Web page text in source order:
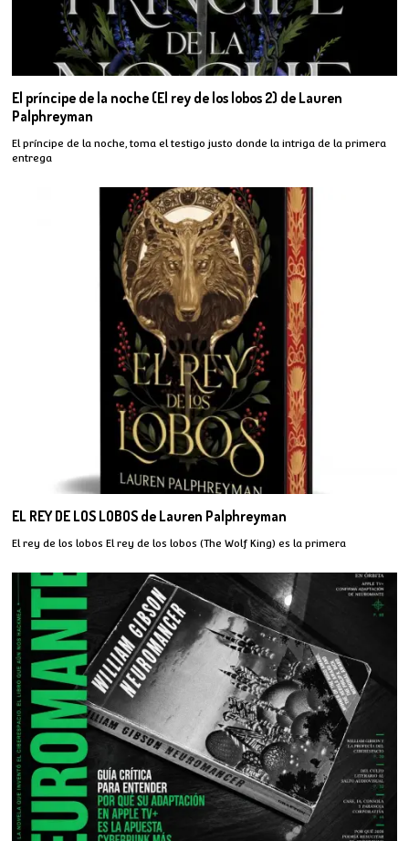
El príncipe de la noche (El rey de los lobos 2) de Lauren
Palphreyman
El príncipe de la noche, toma el testigo justo donde la intriga de la primera
entrega
EL REY DE LOS LOBOS de Lauren Palphreyman
El rey de los lobos El rey de los lobos (The Wolf King) es la primera